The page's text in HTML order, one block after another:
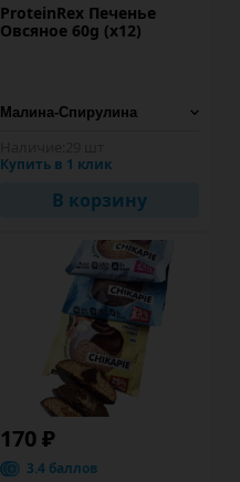
ProteinRex Печенье
Овсяное 60g (х12)
Купить в 1 клик
В корзину
170 ₽
3.4 баллов